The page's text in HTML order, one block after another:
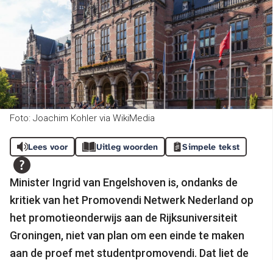
Foto: Joachim Kohler via WikiMedia
Lees voor Uitleg woorden Simpele tekst
Minister Ingrid van Engelshoven is, ondanks de
kritiek van het Promovendi Netwerk Nederland op
het promotieonderwijs aan de Rijksuniversiteit
Groningen, niet van plan om een einde te maken
aan de proef met studentpromovendi. Dat liet de